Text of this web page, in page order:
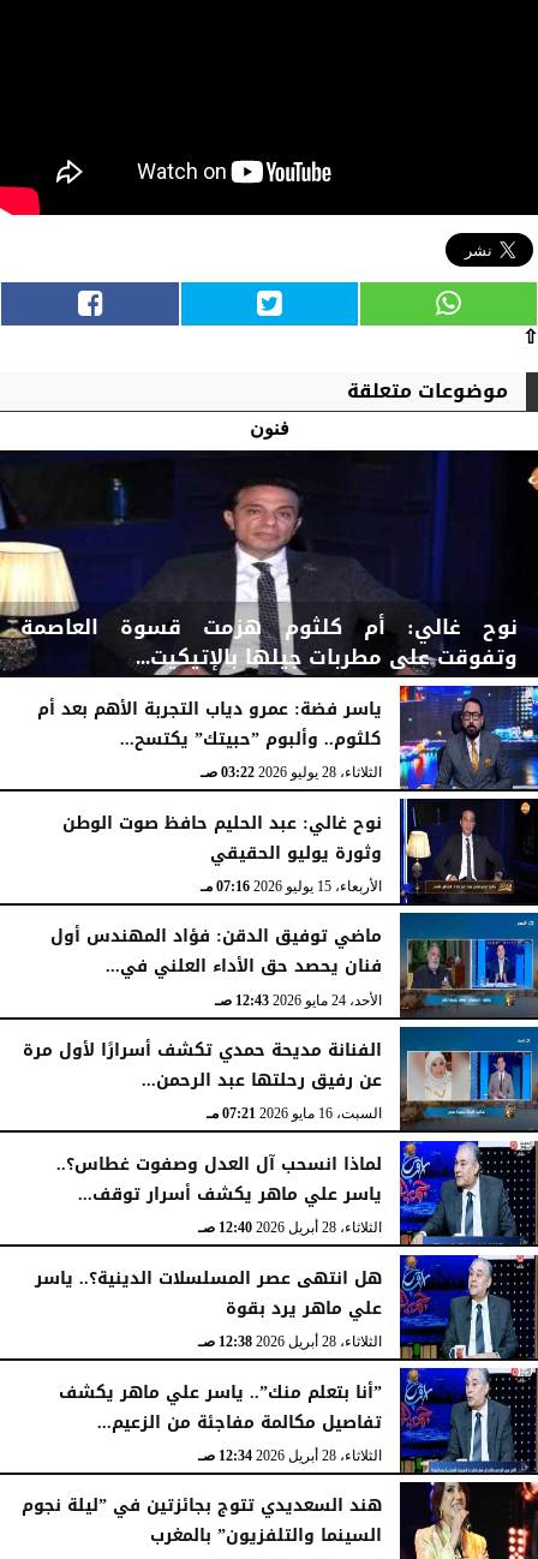
⇧
موضوعات متعلقة
فنون
نوح غالي: أم كلثوم هزمت قسوة العاصمة
وتفوقت على مطربات جيلها بالإتيكيت...
الثلاثاء، 28 يوليو 2026 05:03 مـ
ياسر فضة: عمرو دياب التجربة الأهم بعد أم
كلثوم.. وألبوم ”حبيتك” يكتسح...
الثلاثاء، 28 يوليو 2026 03:22 صـ
نوح غالي: عبد الحليم حافظ صوت الوطن
وثورة يوليو الحقيقي
الأربعاء، 15 يوليو 2026 07:16 مـ
ماضي توفيق الدقن: فؤاد المهندس أول
فنان يحصد حق الأداء العلني في...
الأحد، 24 مايو 2026 12:43 صـ
الفنانة مديحة حمدي تكشف أسرارًا لأول مرة
عن رفيق رحلتها عبد الرحمن...
السبت، 16 مايو 2026 07:21 مـ
لماذا انسحب آل العدل وصفوت غطاس؟..
ياسر علي ماهر يكشف أسرار توقف...
الثلاثاء، 28 أبريل 2026 12:40 صـ
هل انتهى عصر المسلسلات الدينية؟.. ياسر
علي ماهر يرد بقوة
الثلاثاء، 28 أبريل 2026 12:38 صـ
”أنا بتعلم منك”.. ياسر علي ماهر يكشف
تفاصيل مكالمة مفاجئة من الزعيم...
الثلاثاء، 28 أبريل 2026 12:34 صـ
هند السعديدي تتوج بجائزتين في ”ليلة نجوم
السينما والتلفزيون” بالمغرب